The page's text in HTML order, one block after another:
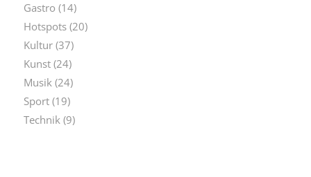
Gastro (14)
Hotspots(20)
Kultur(37)
Kunst(24)
Musik(24)
Sport(19)
Technik(9)